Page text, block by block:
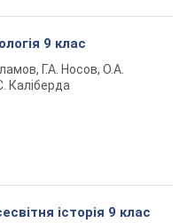
9 клас
Г.А. Носов, О.А.
Каліберда
історія 9 клас